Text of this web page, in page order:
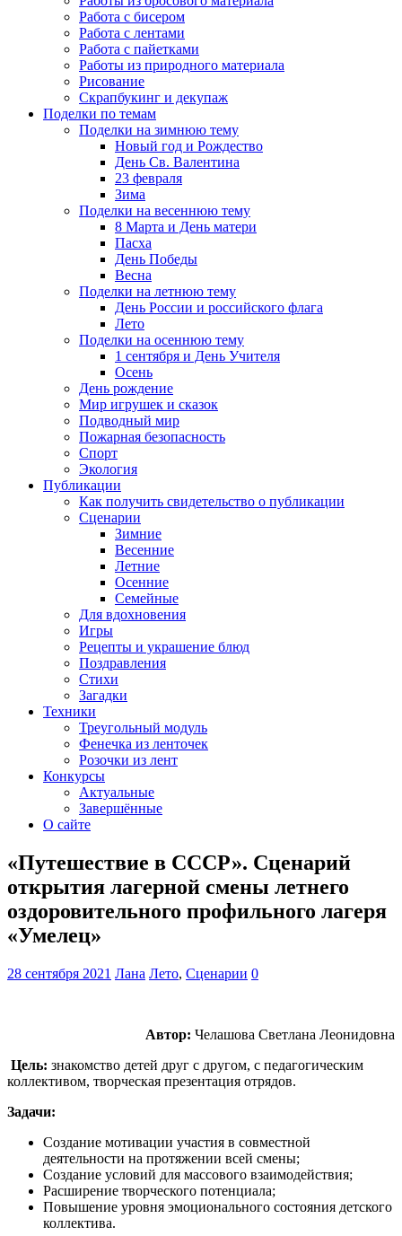
Работа с бисером
Работа с лентами
Работа с пайетками
Работы из природного материала
Рисование
Скрапбукинг и декупаж
Поделки по темам
Поделки на зимнюю тему
Новый год и Рождество
День Св. Валентина
23 февраля
Зима
Поделки на весеннюю тему
8 Марта и День матери
Пасха
День Победы
Весна
Поделки на летнюю тему
День России и российского флага
Лето
Поделки на осеннюю тему
1 сентября и День Учителя
Осень
День рождение
Мир игрушек и сказок
Подводный мир
Пожарная безопасность
Спорт
Экология
Публикации
Как получить свидетельство о публикации
Сценарии
Зимние
Весенние
Летние
Осенние
Семейные
Для вдохновения
Игры
Рецепты и украшение блюд
Поздравления
Стихи
Загадки
Техники
Треугольный модуль
Фенечка из ленточек
Розочки из лент
Конкурсы
Актуальные
Завершённые
О сайте
«Путешествие в СССР». Сценарий
открытия лагерной смены летнего
оздоровительного профильного лагеря
«Умелец»
28 сентября 2021 Лана Лето, Сценарии 0
Автор: Челашова Светлана Леонидовна
Цель: знакомство детей друг с другом, с педагогическим
коллективом, творческая презентация отрядов.
Задачи:
Создание мотивации участия в совместной
деятельности на протяжении всей смены;
Создание условий для массового взаимодействия;
Расширение творческого потенциала;
Повышение уровня эмоционального состояния детского
коллектива.